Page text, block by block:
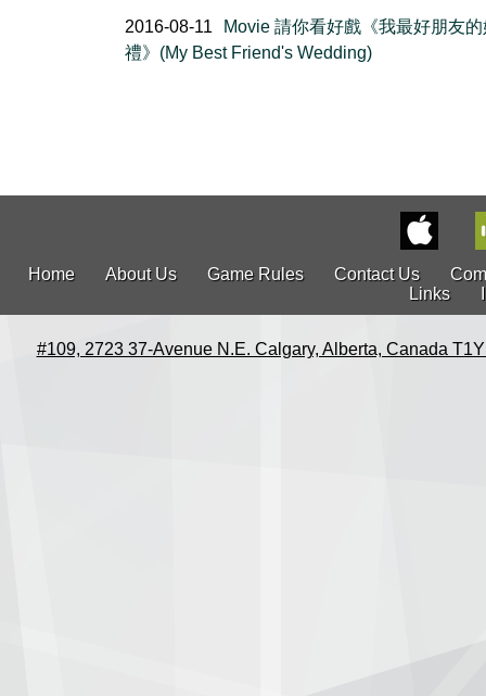
2016-08-11
Movie 請你看好戲《我最好朋友的
禮》(My Best Friend's Wedding)
Home About Us Game Rules Contact Us
Links
#109, 2723 37-Avenue N.E. Calgary, Alberta, Canada